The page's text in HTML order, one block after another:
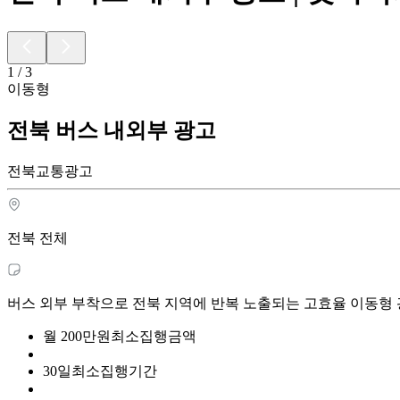
1 /3
이동형
전북 버스 내외부 광고
전북교통광고
전북 전체
버스 외부 부착으로 전북 지역에 반복 노출되는 고효율 이동형
월 200만원 최소집행금액
30일최소집행기간